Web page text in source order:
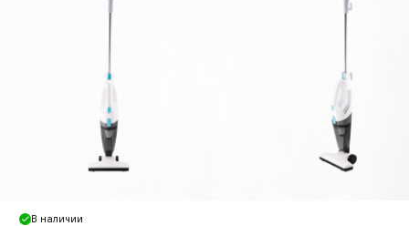
В наличии